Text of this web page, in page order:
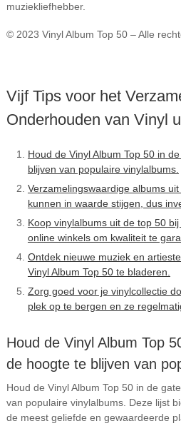
muziekliefhebber.
© 2023 Vinyl Album Top 50 – Alle
Vijf Tips voor het
Onderhouden van Vinyl
Houd de Vinyl Album Top 50 in
blijven van populaire vinylalbums.
Verzamelingswaardige albums
kunnen in waarde stijgen, dus
Koop vinylalbums uit de top 50
online winkels om kwaliteit te
Ontdek nieuwe muziek en
Vinyl Album Top 50 te bladeren.
Zorg goed voor je vinylcollectie
plek op te bergen en ze
Houd de Vinyl Album Top
de hoogte te blijven van
Houd de Vinyl Album Top 50 in de
van populaire vinylalbums. Deze lijst
de meest geliefde en gewaardeerde